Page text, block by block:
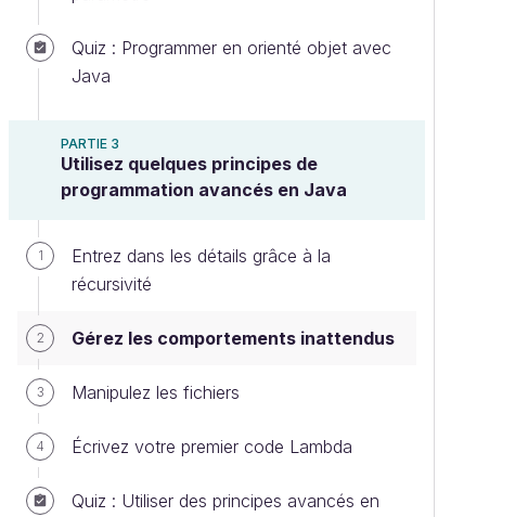
Quiz : Programmer en orienté objet avec
Java
PARTIE 3
Utilisez quelques principes de
programmation avancés en Java
1
Entrez dans les détails grâce à la
récursivité
2 Gérez les comportements inattendus
3 Manipulez les fichiers
4 Écrivez votre premier code Lambda
Quiz : Utiliser des principes avancés en